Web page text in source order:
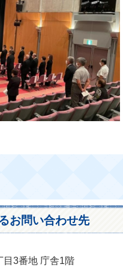
お問い合わせ先
目3番地 庁舎1階